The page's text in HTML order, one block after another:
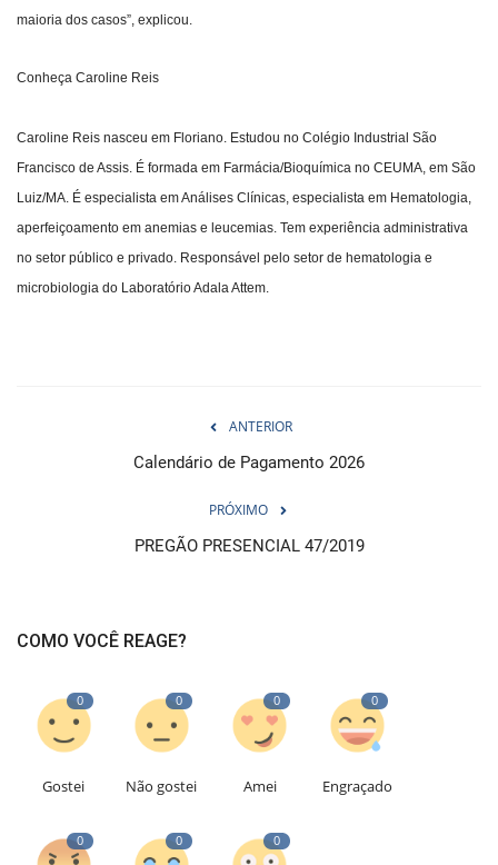
maioria dos casos”, explicou.
Conheça Caroline Reis
Caroline Reis nasceu em Floriano. Estudou no Colégio Industrial São
Francisco de Assis. É formada em Farmácia/Bioquímica no CEUMA, em São
Luiz/MA. É especialista em Análises Clínicas, especialista em Hematologia,
aperfeiçoamento em anemias e leucemias. Tem experiência administrativa
no setor público e privado. Responsável pelo setor de hematologia e
microbiologia do Laboratório Adala Attem.
ANTERIOR
Calendário de Pagamento 2026
PRÓXIMO
PREGÃO PRESENCIAL 47/2019
COMO VOCÊ REAGE?
0
Gostei
0
Não gostei
0
Amei
0
Engraçado
0 0 0